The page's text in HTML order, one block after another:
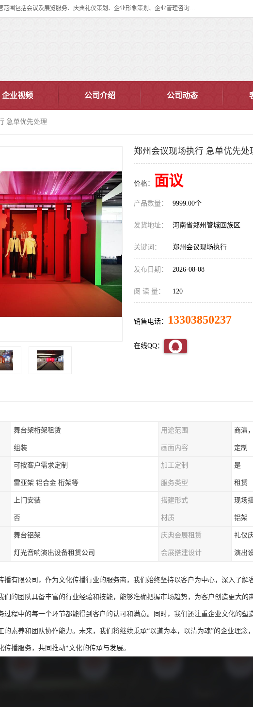
郑州道清文化传播有限公司成立于2015年，注册地位于郑州市管城区。经营范围包括会议及展览服务、庆典礼仪策划、企业形象策划、企业管理咨询、计算机图文设计、制作等。主要产品服务有：舞台桁架搭建，背景板搭建，灯光音响，雷亚舞台搭建、龙门架搭建、会议桌椅租赁、灯光音响租赁、空飘出租、气柱拱门租赁、喷绘写真制作、kt板制作。
企业视频 公司介绍 公司动态
急单优先处理
郑州会议现场执行 急单优先处
价格： 面议
产品数量： 9999.00个
发货地址： 河南省郑州管城回族区
关键词： 郑州会议现场执行
发布日期： 2026-08-08
阅 读 量： 120
销售电话： 13303850237
在线QQ：
舞台架桁架租赁 用途范围 商演
组装 画面内容 定制
可按客户需求定制 加工定制 是
雷亚架 铝合金 桁架等 服务类型 租赁
上门安装 搭建形式 现场
否 材质 铝架
舞台铝架 庆典会展租赁 礼仪
灯光音响演出设备租赁公司 会展搭建设计 演出
播有限公司，作为文化传播行业的服务商，我们始终坚持以客户为中心，深入了解
们的团队具备丰富的行业经验和技能，能够准确把握市场趋势，为客户创造更大的
过程中的每一个环节都能得到客户的认可和满意。同时，我们还注重企业文化的塑
的素养和团队协作能力。未来，我们将继续秉承“以道为本，以清为魂”的企业理念
传播服务，共同推动*文化的传承与发展。